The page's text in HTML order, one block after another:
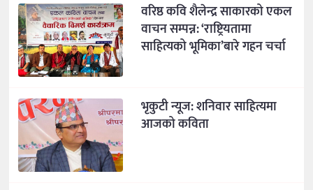
वरिष्ठ कवि शैलेन्द्र साकारको एकल
वाचन सम्पन्न: ‘राष्ट्रियतामा
साहित्यको भूमिका’बारे गहन चर्चा
भृकुटी न्यूज: शनिवार साहित्यमा
आजको कविता